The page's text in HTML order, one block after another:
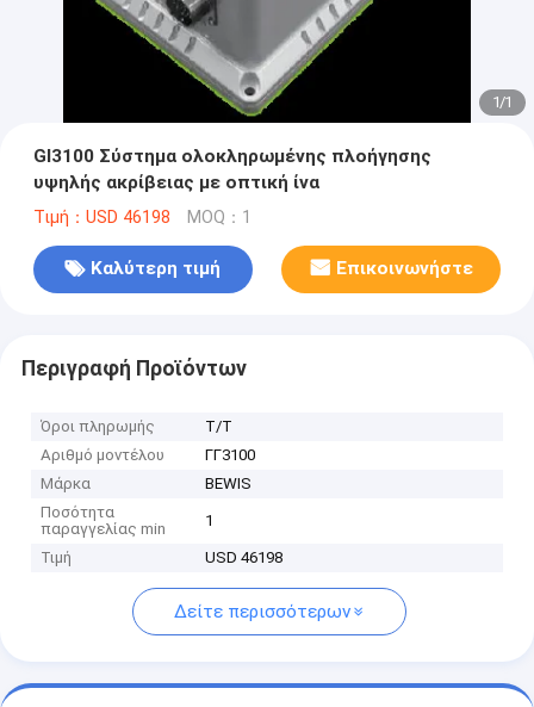
1/1
GI3100 Σύστημα ολοκληρωμένης πλοήγησης
υψηλής ακρίβειας με οπτική ίνα
Τιμή：USD 46198 MOQ：1
Καλύτερη τιμή Επικοινωνήστε
Περιγραφή Προϊόντων
Όροι πληρωμής
Τ/Τ
Αριθμό μοντέλου
ΓΓ3100
Μάρκα
BEWIS
Ποσότητα
παραγγελίας min
1
Τιμή USD 46198
Δείτε περισσότερων